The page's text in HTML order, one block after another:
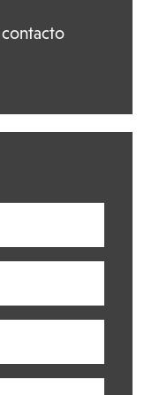
contacto